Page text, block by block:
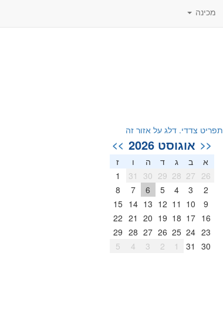
מכינה
תפריט צדדי. דלג על אזור זה
<< אוגוסט 2026 >>
א ב ג ד ה ו
ז
26
27
28
29
30
31
1
2
3
4
5
6
7
8
9
10
11
12
13
14
15
16
17
18
19
20
21
22
23
24
25
26
27
28
29
30
31
1
2
3
4
5